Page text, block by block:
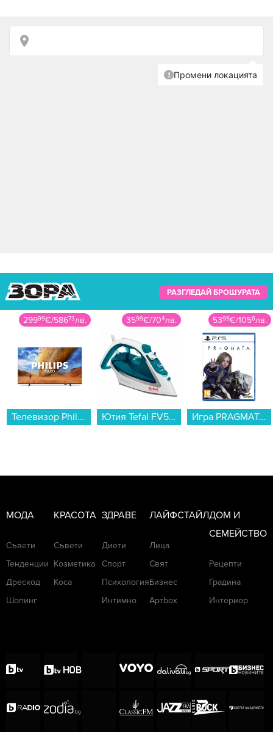
РАЗГЛЕДАЙ БРОШУРАТА
29999€/58673лв.
Телевизор Philips 55PUS7810/12 , 139 см, 3840x2160 UHD-4K , 55 inch, QLED ...
3599€/704лв.
Ютия Tefal FV5718E0...
5399€/1056лв.
Игра PRAGMATA (PS5)...
МОДА
Съвети
Тенденции
Дрескод
Шопинг
КРАСОТА
Съвети
Козметика
Коса
ЗДРАВЕ
Диети
Спорт
Психология
Интимно
ЛАЙФСТАЙЛ
Лица
Свят
Бизнес
Артbox
ДОМ И
СЕМЕЙСТВО
Рецепти
Градина
Интериор